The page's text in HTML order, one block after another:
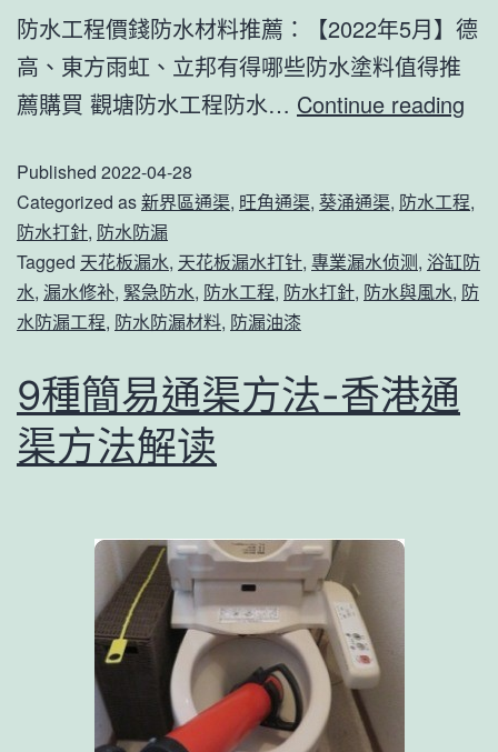
通
渠
防水工程價錢防水材料推薦：【2022年5月】德
高、東方雨虹、立邦有得哪些防水塗料值得推
薦購買 觀塘防水工程防水… Continue reading
月
防
水
Published 2022-04-28
Categorized as新界區通渠, 旺角通渠, 葵涌通渠, 防水工程,
防水打針, 防水防漏
Tagged 天花板漏水, 天花板漏水打针, 專業漏水侦测, 浴缸防
水, 漏水修补, 緊急防水, 防水工程, 防水打針, 防水與風水, 防
水防漏工程, 防水防漏材料, 防漏油漆
9種簡易通渠方法-香港通
渠方法解读